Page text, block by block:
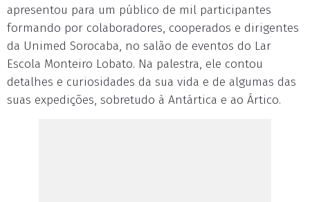
apresentou para um público de mil participantes
formando por colaboradores, cooperados e dirigentes
da Unimed Sorocaba, no salão de eventos do Lar
Escola Monteiro Lobato. Na palestra, ele contou
detalhes e curiosidades da sua vida e de algumas das
suas expedições, sobretudo à Antártica e ao Ártico.